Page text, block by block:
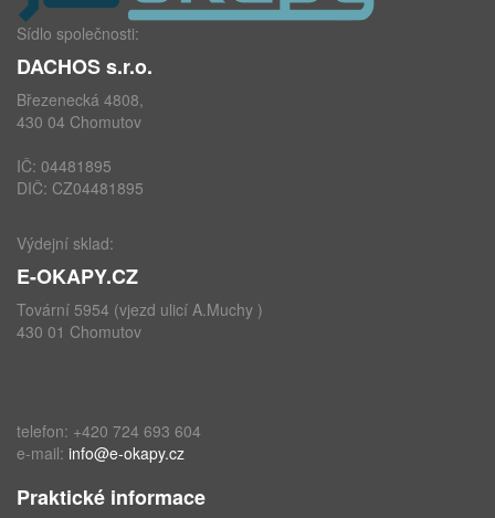
Sídlo společnosti:
DACHOS s.r.o.
Březenecká 4808,
430 04 Chomutov
IČ: 04481895
DIČ: CZ04481895
Výdejní sklad:
E-OKAPY.CZ
Tovární 5954 (vjezd ulicí A.Muchy )
430 01 Chomutov
telefon: +420 724 693 604
e-mail: info@e-okapy.cz
Praktické informace